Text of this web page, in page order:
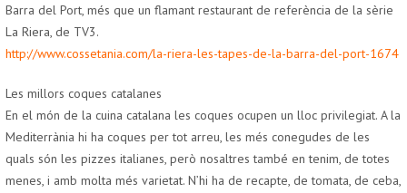
Barra del Port, més que un flamant restaurant de referència de la sèrie
La Riera, de TV3.
http://www.cossetania.com/la-riera-les-tapes-de-la-barra-del-port-1674
Les millors coques catalanes
En el món de la cuina catalana les coques ocupen un lloc privilegiat. A la
Mediterrània hi ha coques per tot arreu, les més conegudes de les
quals són les pizzes italianes, però nosaltres també en tenim, de totes
menes, i amb molta més varietat. N’hi ha de recapte, de tomata, de ceba,